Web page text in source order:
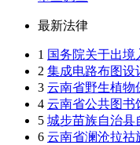
最新法律
1 国务院关于出境
2 集成电路布图设
3 云南省野生植物
4 云南省公共图书
5 城步苗族自治县
6 云南省澜沧拉祜